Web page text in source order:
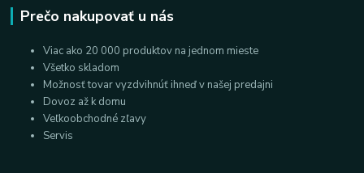
Prečo nakupovať u nás
Viac ako 20 000 produktov na jednom mieste
Všetko skladom
Možnosť tovar vyzdvihnúť ihneď v našej predajni
Dovoz až k domu
Veľkoobchodné zľavy
Servis